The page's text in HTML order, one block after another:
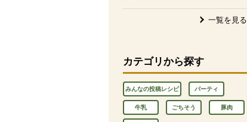
一覧を見る
カテゴリから探す
みんなの投稿レシピ パーティ
牛乳 ごちそう 豚肉